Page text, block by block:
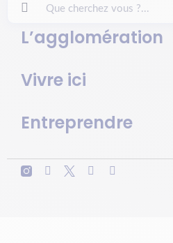
L’agglomération
Vivre ici
Entreprendre